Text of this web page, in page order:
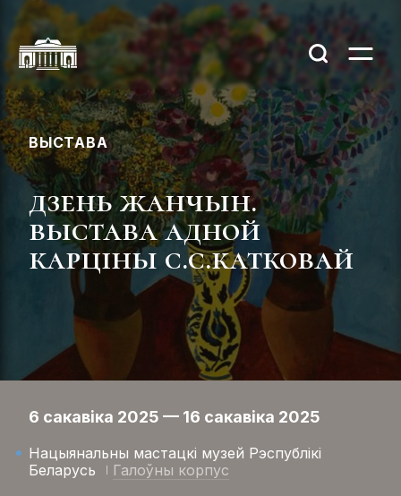
ВЫСТАВА
дзень жанчын.
выстава адной
карціны с.с.катковай
6 сакавіка 2025 — 16 сакавіка 2025
Нацыянальны мастацкі музей Рэспублікі
Беларусь
Галоўны корпус